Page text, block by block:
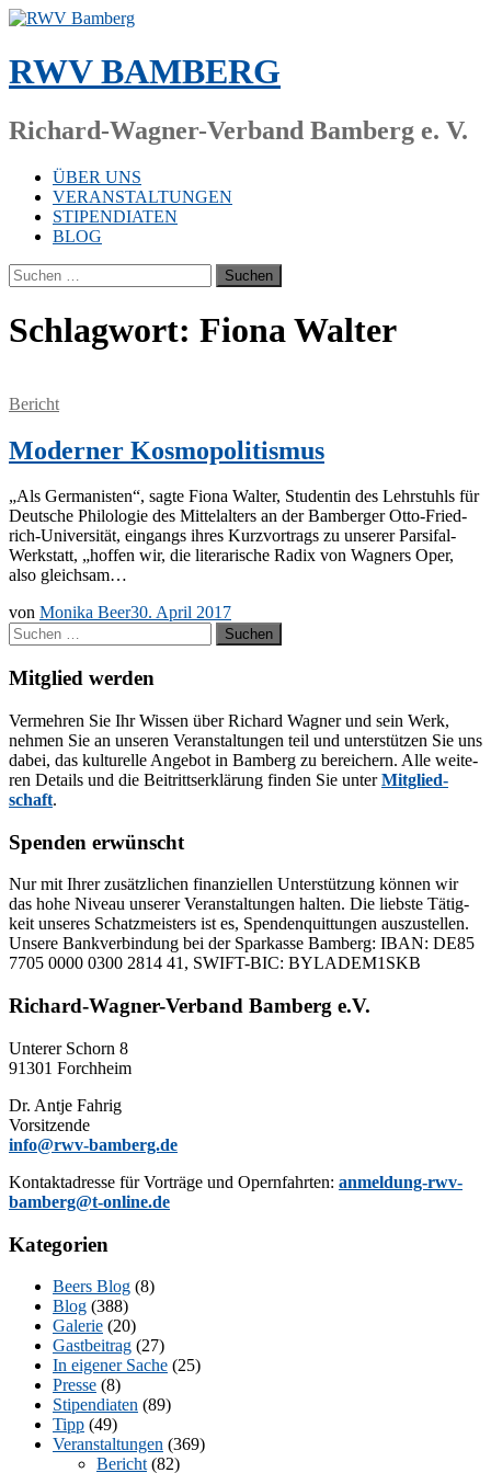
Zum
springen
RWV BAMBERG
Richard-Wagner-Verband Bamberg e. V.
ÜBER UNS
VERANSTALTUNGEN
STIPENDIATEN
BLOG
Suchen
nach:
Schlagwort: Fiona Walter
Bericht
Moderner Kosmopolitismus
„Als Ger­ma­nis­ten“, sag­te Fio­na Wal­ter, Stu­den­tin des Lehr­stuhls für
Deut­sche Phi­lo­lo­gie des Mit­tel­al­ters an der Bam­ber­ger Otto-Frie­d­
rich-Uni­­ver­­­si­­tät, ein­gangs ih­res Kurz­vor­trags zu un­se­rer Par­­si­­fal-
Wer­k­statt, „hof­fen wir, die li­te­ra­ri­sche Ra­dix von Wag­ners Oper,
also gleichsam…
von Monika Beer30. April 2017
Suchen
nach:
Mitglied werden
Ver­meh­ren Sie Ihr Wis­sen über Ri­chard Wag­ner und sein Werk,
neh­men Sie an un­se­ren Ver­an­stal­tun­gen teil und un­ter­stüt­zen Sie uns
da­bei, das kul­tu­rel­le An­ge­bot in Bam­berg zu be­rei­chern. Alle wei­te­
ren De­tails und die Bei­tritts­er­klä­rung fin­den Sie un­terMit­glied­
schaft.
Spenden erwünscht
Nur mit Ih­rer zu­sätz­li­chen fi­nan­zi­el­len Un­ter­stüt­zung kön­nen wir
das hohe Ni­veau un­se­rer Ver­an­stal­tun­gen hal­ten. Die liebs­te Tä­tig­
keit un­se­res Schatz­meis­ters ist es, Spen­den­quit­tun­gen aus­zu­stel­len.
Un­se­re Bank­ver­bin­dung bei der Spar­kas­se Bam­berg: IBAN: DE85
7705 0000 0300 2814 41, SWIFT-BIC: BYLADEM1SKB
Richard-Wagner-Verband Bamberg e.V.
Un­te­rer Schorn 8
91301 Forchheim
Dr. Ant­je Fahrig
Vorsitzende
info@rwv-bamberg.de
Kon­takt­adres­se für Vor­trä­ge und Opern­fahr­ten: anmeldung-rwv-
bamberg@t-online.de
Kategorien
Beers Blog (8)
Blog (388)
Galerie (20)
Gastbeitrag (27)
In eigener Sache (25)
Presse (8)
Stipendiaten (89)
Tipp (49)
Veranstaltungen (369)
Bericht (82)